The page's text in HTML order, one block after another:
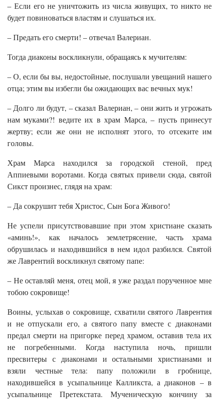
– Если его не уничтожить из числа живущих, то никто не
будет повиноваться властям и слушаться их.
– Предать его смерти! – отвечал Валериан.
Тогда диаконы воскликнули, обращаясь к мучителям:
– О, если бы вы, недостойные, послушали увещаний нашего
отца; этим вы избегли бы ожидающих вас вечных мук!
– Долго ли будут, – сказал Валериан, – они жить и угрожать
нам муками?! ведите их в храм Марса, – пусть принесут
жертву; если же они не исполнят этого, то отсеките им
головы.
Храм Марса находился за городской стеной, пред
Аппиевыми воротами. Когда святых привели сюда, святой
Сикст произнес, глядя на храм:
– Да сокрушит тебя Христос, Сын Бога Живого!
Не успели присутствовавшие при этом христиане сказать
«аминь!», как началось землетрясение, часть храма
обрушилась и находившийся в нем идол разбился. Святой
же Лаврентий воскликнул святому папе:
– Не оставляй меня, отец мой, я уже раздал порученное мне
тобою сокровище!
Воины, услыхав о сокровище, схватили святого Лаврентия
и не отпускали его, а святого папу вместе с диаконами
предал смерти на пригорке перед храмом, оставив тела их
не погребенными. Когда наступила ночь, пришли
пресвитеры с диаконами и остальными христианами и
взяли честные тела: папу положили в гробнице,
находившейся в усыпальнице Калликста, а диаконов – в
усыпальнице Претекстата. Мученическую кончину за